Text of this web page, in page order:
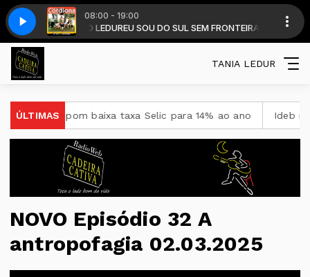
08:00 - 19:00
RENATO LEDUR EU SOU DO SUL SEM FRONTEIRAS - DALMIR
e BombachudoGrupo Cordeona - Pelo Duro e Bombachudo
TANIA LEDUR
ÚLTIMAS
Copom baixa taxa Selic para 14% ao ano Ideb mostra
NOVO Episódio 32 A
antropofagia 02.03.2025